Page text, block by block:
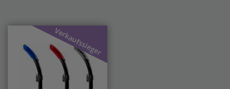
Verkaufssieger
Previous